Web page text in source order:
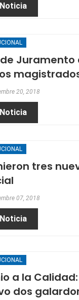
Juramento
20, 2018
tres
07, 2018
a la
dos